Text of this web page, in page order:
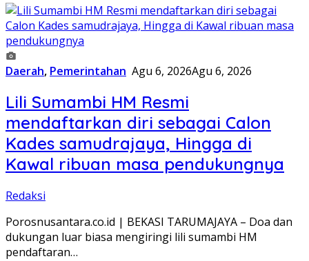
Daerah, Pemerintahan Agu 6, 2026Agu 6, 2026
Lili Sumambi HM Resmi
mendaftarkan diri sebagai Calon
Kades samudrajaya, Hingga di
Kawal ribuan masa pendukungnya
Redaksi
Porosnusantara.co.id | BEKASI TARUMAJAYA – Doa dan
dukungan luar biasa mengiringi lili sumambi HM
pendaftaran…